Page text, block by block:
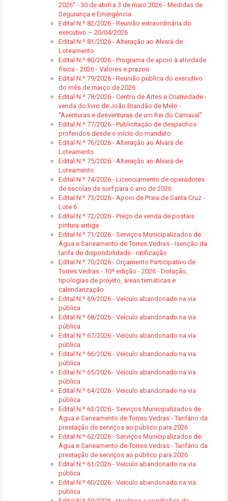
2026” - 30 de abril a 3 de maio 2026 - Medidas de
Segurança e Emergência
Edital N.º 82/2026 - Reunião extraordinária do
executivo – 20/04/2026
Edital N.º 81/2026 - Alteração ao Alvará de
Loteamento
Edital N.º 80/2026 - Programa de apoio à atividade
física - 2026 - Valores e prazos
Edital N.º 79/2026 - Reunião pública do executivo
do mês de março de 2026
Edital N.º 78/2026 - Centro de Artes e Criatividade -
venda do livro de João Brandão de Melo -
"Aventuras e desventuras de um Rei do Carnaval"
Edital N.º 77/2026 - Publicitação de despachos
proferidos desde o início do mandato
Edital N.º 76/2026 - Alteração ao Alvará de
Loteamento
Edital N.º 75/2026 - Alteração ao Alvará de
Loteamento
Edital N.º 74/2026 - Licenciamento de operadores
de escolas de surf para o ano de 2026
Edital N.º 73/2026 - Apoio de Praia de Santa Cruz -
Lote 6
Edital N.º 72/2026 - Preço de venda de postais
pintura antiga
Edital N.º 71/2026 - Serviços Municipalizados de
Água e Saneamento de Torres Vedras - Isenção da
tarifa de disponibilidade - ratificação
Edital N.º 70/2026 - Orçamento Participativo de
Torres Vedras - 10ª edição - 2026 - Dotação,
tipologias de projeto, áreas temáticas e
calendarização
Edital N.º 69/2026 - Veículo abandonado na via
pública
Edital N.º 68/2026 - Veículo abandonado na via
pública
Edital N.º 67/2026 - Veículo abandonado na via
pública
Edital N.º 66/2026 - Veículo abandonado na via
pública
Edital N.º 65/2026 - Veiculo abandonado na via
pública
Edital N.º 64/2026 - Veiculo abandonado na via
pública
Edital N.º 63/2026 - Serviços Municipalizados de
Água e Saneamento de Torres Vedras - Tarifário da
prestação de serviços ao público para 2026
Edital N.º 62/2026 - Serviços Municipalizados de
Água e Saneamento de Torres Vedras - Tarifário da
prestação de serviços ao público para 2026
Edital N.º 61/2026 - Veiculo abandonado na via
pública
Edital N.º 60/2026 - Veiculo abandonado na via
pública